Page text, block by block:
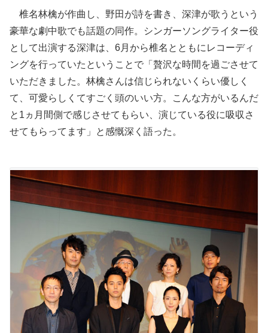
椎名林檎が作曲し、野田が詩を書き、深津が歌うという
豪華な劇中歌でも話題の同作。シンガーソングライター役
として出演する深津は、6月から椎名とともにレコーディ
ングを行っていたということで「贅沢な時間を過ごさせて
いただきました。林檎さんは信じられないくらい優しく
て、可愛らしくてすごく頭のいい方。こんな方がいるんだ
と1ヵ月間側で感じさせてもらい、演じている役に吸収さ
せてもらってます」と感慨深く語った。